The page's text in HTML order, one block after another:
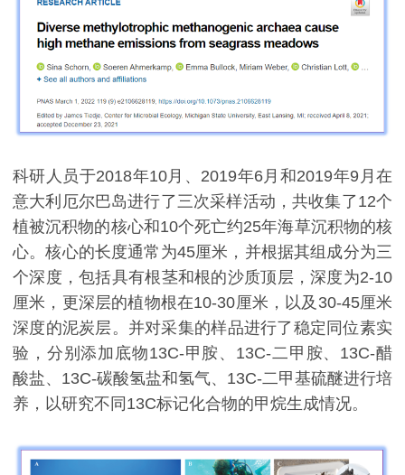
科研人员于2018年10月、2019年6月和2019年9月在
意大利厄尔巴岛进行了三次采样活动，共收集了12个
植被沉积物的核心和10个死亡约25年海草沉积物的核
心。核心的长度通常为45厘米，并根据其组成分为三
个深度，包括具有根茎和根的沙质顶层，深度为2-10
厘米，更深层的植物根在10-30厘米，以及30-45厘米
深度的泥炭层。并对采集的样品进行了稳定同位素实
验，分别添加底物13C-甲胺、13C-二甲胺、13C-醋
酸盐、13C-碳酸氢盐和氢气、13C-二甲基硫醚进行培
养，以研究不同13C标记化合物的甲烷生成情况。